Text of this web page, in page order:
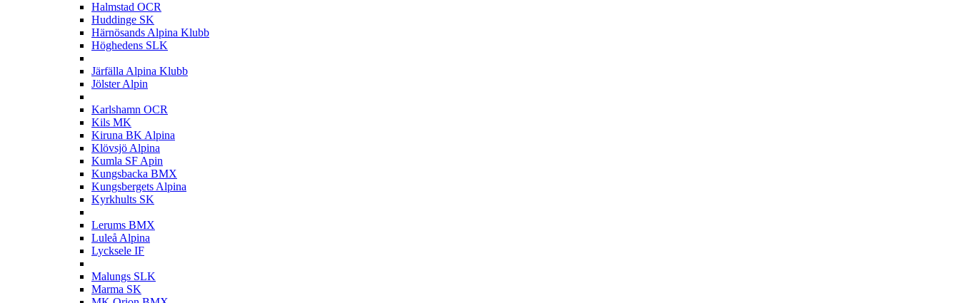
Halmstad OCR
Huddinge SK
Härnösands Alpina Klubb
Höghedens SLK
Järfälla Alpina Klubb
Jölster Alpin
Karlshamn OCR
Kils MK
Kiruna BK Alpina
Klövsjö Alpina
Kumla SF Apin
Kungsbacka BMX
Kungsbergets Alpina
Kyrkhults SK
Lerums BMX
Luleå Alpina
Lycksele IF
Malungs SLK
Marma SK